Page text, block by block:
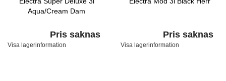
Aqua/Cream Dam
Pris saknas
Visa lagerinformation
Pris saknas
Visa lagerinformation